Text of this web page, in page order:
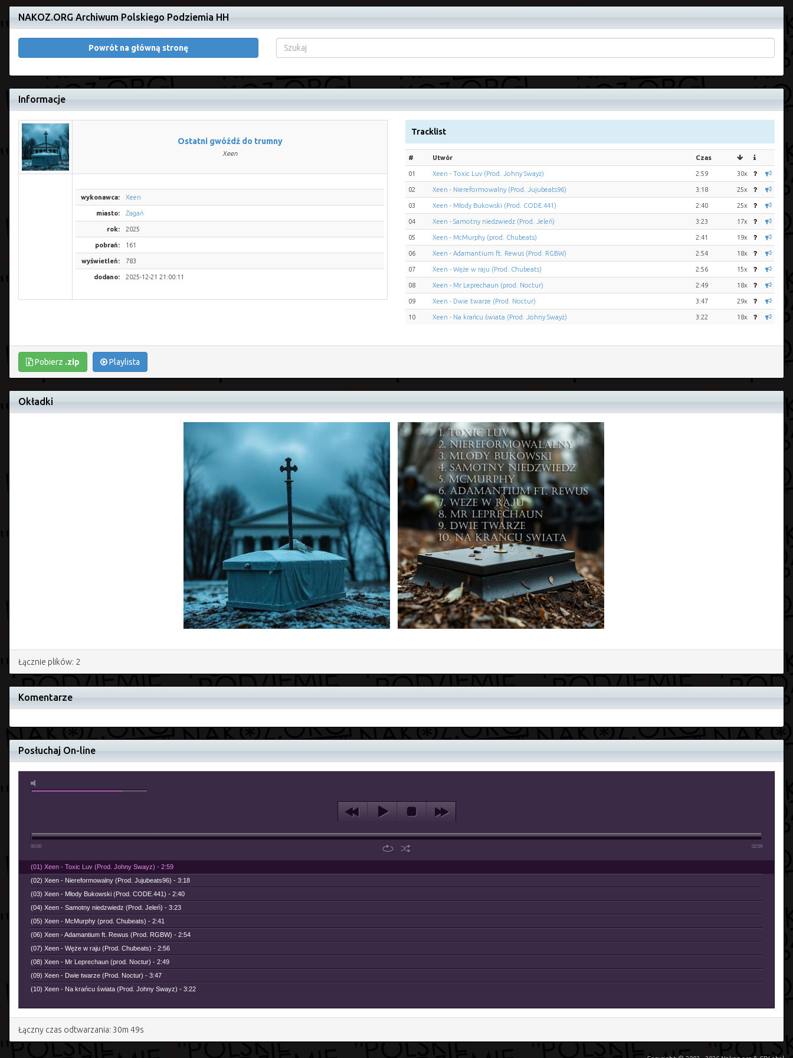
NAKOZ.ORG Archiwum Polskiego Podziemia HH
Powrót na główną stronę
Informacje
Ostatni gwóźdź do trumny
Xeen
wykonawca: Xeen
miasto: Żagań
rok: 2025
pobrań: 161
wyświetleń: 783
dodano: 2025-12-21 21:00:11
Tracklist
# Utwór Czas
01 Xeen - Toxic Luv (Prod. Johny Swayz) 2:59 30x
02 Xeen - Niereformowalny (Prod. Jujubeats96) 3:18 25x
03 Xeen - Młody Bukowski (Prod. CODE.441) 2:40 25x
04 Xeen - Samotny niedzwiedz (Prod. Jeleń) 3:23 17x
05 Xeen - McMurphy (prod. Chubeats) 2:41 19x
06 Xeen - Adamantium ft. Rewus (Prod. RGBW) 2:54 18x
07 Xeen - Węże w raju (Prod. Chubeats) 2:56 15x
08 Xeen - Mr Leprechaun (prod. Noctur) 2:49 18x
09 Xeen - Dwie twarze (Prod. Noctur) 3:47 29x
10 Xeen - Na krańcu świata (Prod. Johny Swayz) 3:22 18x
Pobierz .zip Playlista
Okładki
Łącznie plików: 2
Komentarze
Posłuchaj On-line
00:00 02:59
(01) Xeen - Toxic Luv (Prod. Johny Swayz) - 2:59
(02) Xeen - Niereformowalny (Prod. Jujubeats96) - 3:18
(03) Xeen - Młody Bukowski (Prod. CODE.441) - 2:40
(04) Xeen - Samotny niedzwiedz (Prod. Jeleń) - 3:23
(05) Xeen - McMurphy (prod. Chubeats) - 2:41
(06) Xeen - Adamantium ft. Rewus (Prod. RGBW) - 2:54
(07) Xeen - Węże w raju (Prod. Chubeats) - 2:56
(08) Xeen - Mr Leprechaun (prod. Noctur) - 2:49
(09) Xeen - Dwie twarze (Prod. Noctur) - 3:47
(10) Xeen - Na krańcu świata (Prod. Johny Swayz) - 3:22
Łączny czas odtwarzania: 30m 49s